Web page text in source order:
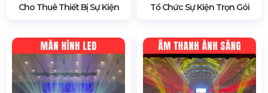
Cho Thuê Thiết Bị Sự Kiện Tổ Chức Sự Kiện Trọn Gói